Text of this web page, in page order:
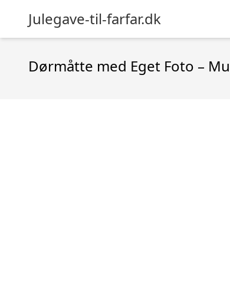
Julegave-til-farfar.dk
Dørmåtte med Eget Foto –